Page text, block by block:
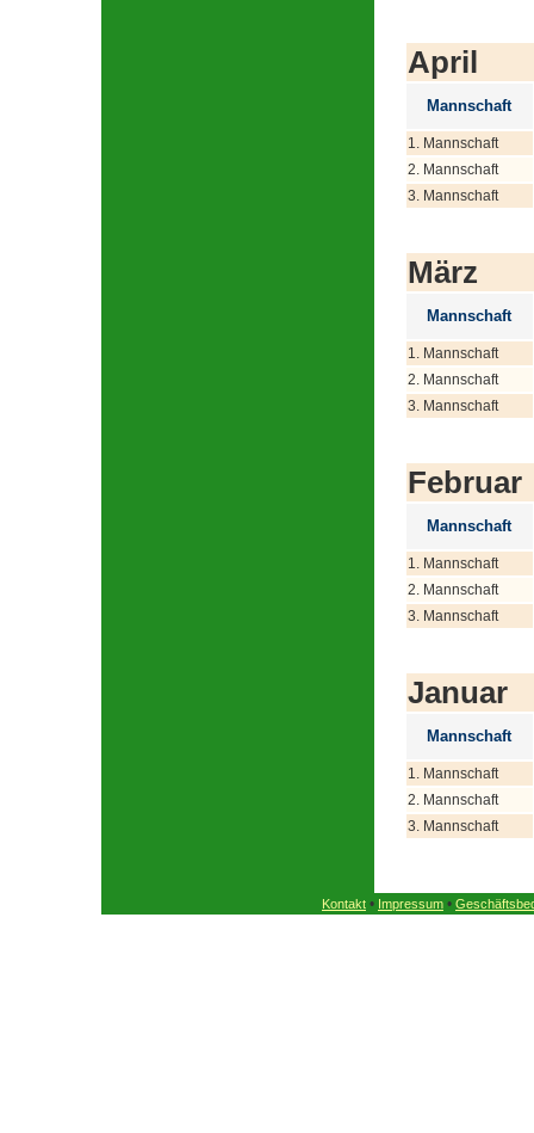
April
Mannschaft
1. Mannschaft
2. Mannschaft
3. Mannschaft
März
Mannschaft
1. Mannschaft
2. Mannschaft
3. Mannschaft
Februar
Mannschaft
1. Mannschaft
2. Mannschaft
3. Mannschaft
Januar
Mannschaft
1. Mannschaft
2. Mannschaft
3. Mannschaft
Kontakt • Impressum •